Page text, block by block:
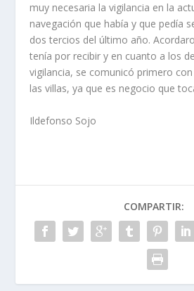
muy necesaria la vigilancia en la
navegación que había y que pedía
dos tercios del último año.
tenía por recibir y en cuanto a los
vigilancia, se comunicó primero
las villas, ya que es negocio que
Ildefonso Sojo
COMPARTIR: